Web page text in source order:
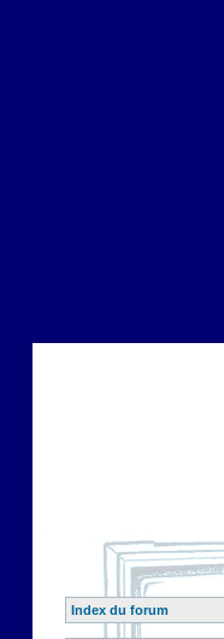
Index du forum